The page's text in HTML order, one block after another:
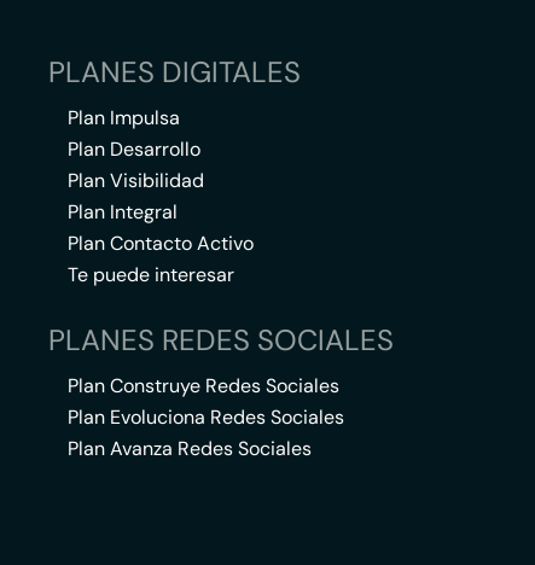
PLANES DIGITALES
Plan Impulsa
Plan Desarrollo
Plan Visibilidad
Plan Integral
Plan Contacto Activo
Te puede interesar
PLANES REDES SOCIALES
Plan Construye Redes Sociales
Plan Evoluciona Redes Sociales
Plan Avanza Redes Sociales